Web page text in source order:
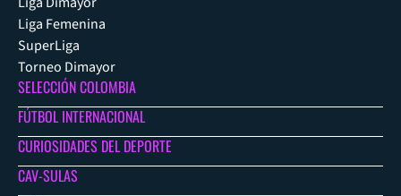
Liga Femenina
SuperLiga
Torneo Dimayor
SELECCIÓN COLOMBIA
FÚTBOL INTERNACIONAL
CURIOSIDADES DEL DEPORTE
CAV-SULAS